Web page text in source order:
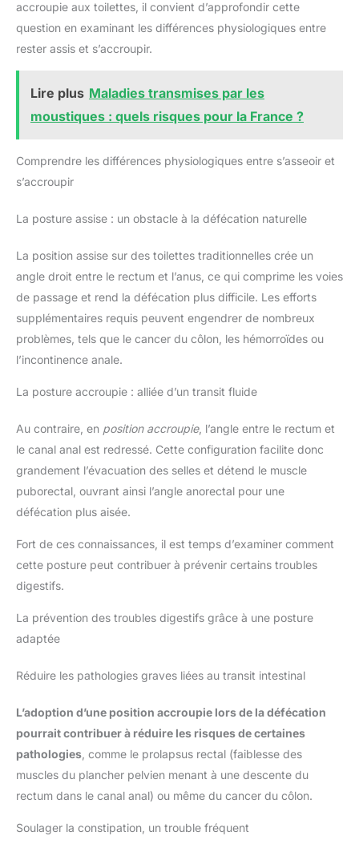
accroupie aux toilettes, il convient d’approfondir cette
question en examinant les différences physiologiques entre
rester assis et s’accroupir.
Lire plus Maladies transmises par les
moustiques : quels risques pour la France ?
Comprendre les différences physiologiques entre s’asseoir et
s’accroupir
La posture assise : un obstacle à la défécation naturelle
La position assise sur des toilettes traditionnelles crée un
angle droit entre le rectum et l’anus, ce qui comprime les voies
de passage et rend la défécation plus difficile. Les efforts
supplémentaires requis peuvent engendrer de nombreux
problèmes, tels que le cancer du côlon, les hémorroïdes ou
l’incontinence anale.
La posture accroupie : alliée d’un transit fluide
Au contraire, en position accroupie, l’angle entre le rectum et
le canal anal est redressé. Cette configuration facilite donc
grandement l’évacuation des selles et détend le muscle
puborectal, ouvrant ainsi l’angle anorectal pour une
défécation plus aisée.
Fort de ces connaissances, il est temps d’examiner comment
cette posture peut contribuer à prévenir certains troubles
digestifs.
La prévention des troubles digestifs grâce à une posture
adaptée
Réduire les pathologies graves liées au transit intestinal
L’adoption d’une position accroupie lors de la défécation
pourrait contribuer à réduire les risques de certaines
pathologies , comme le prolapsus rectal (faiblesse des
muscles du plancher pelvien menant à une descente du
rectum dans le canal anal) ou même du cancer du côlon.
Soulager la constipation, un trouble fréquent